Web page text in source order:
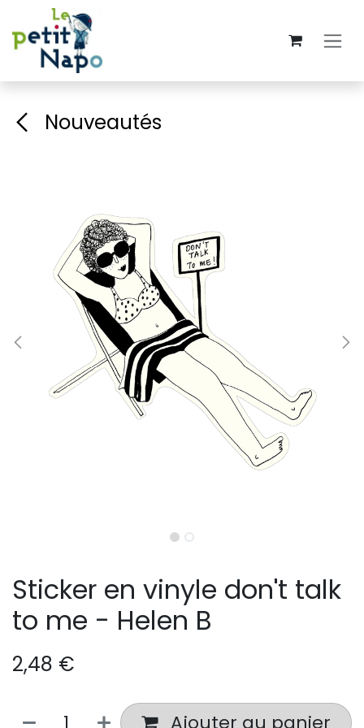
Se rendre au contenu
Nouveautés
Sticker en vinyle don't talk
to me - Helen B
2,48 €
Ajouter au panier